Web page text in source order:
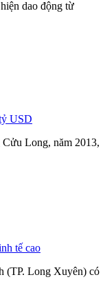
dao động từ
USD
Long, năm 2013,
tế cao
(TP. Long Xuyên) có